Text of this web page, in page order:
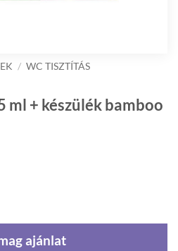
/ WC TISZTÍTÁS
ml + készülék bamboo
ajánlat